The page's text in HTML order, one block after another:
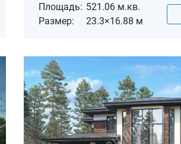
Площадь: 521.06 м.кв.
Размер:
23.3×16.88 м